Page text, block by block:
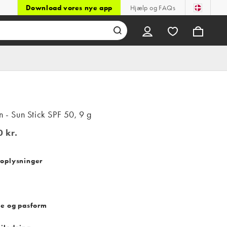
Download vores nye app Hjælp og FAQs
- Sun Stick SPF 50, 9 g
kr.
og pasform